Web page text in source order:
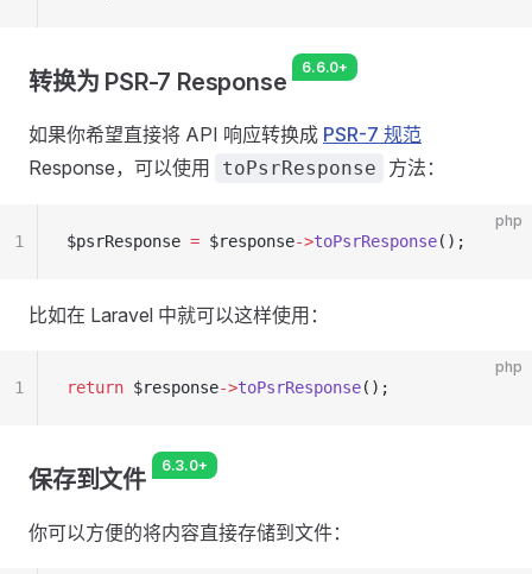
转换为 PSR-7 Response
6.6.0+
如果你希望直接将 API 响应转换成 PSR-7 规范
Response，可以使用
toPsrResponse 方法：
php
$psrResponse = $response->toPsrResponse();
1
比如在 Laravel 中就可以这样使用：
php
return $response->toPsrResponse();
1
保存到文件
6.3.0+
你可以方便的将内容直接存储到文件：